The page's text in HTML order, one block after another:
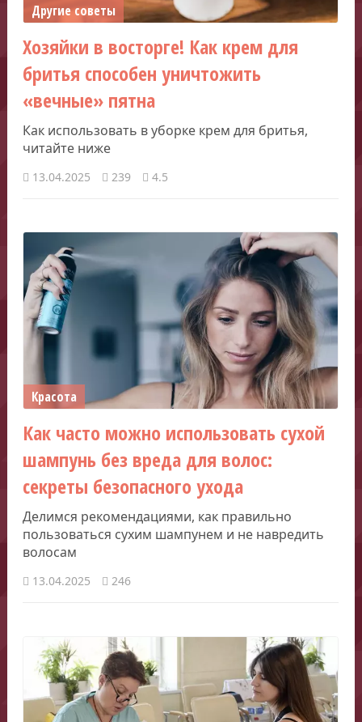
Другие советы
Хозяйки в восторге! Как крем для
бритья способен уничтожить
«вечные» пятна
Как использовать в уборке крем для бритья,
читайте ниже
13.04.2025 239 4.5
Красота
Как часто можно использовать сухой
шампунь без вреда для волос:
секреты безопасного ухода
Делимся рекомендациями, как правильно
пользоваться сухим шампунем и не навредить
волосам
13.04.2025 246